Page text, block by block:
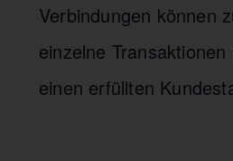
Verbindungen können
einzelne
einen erfüllten